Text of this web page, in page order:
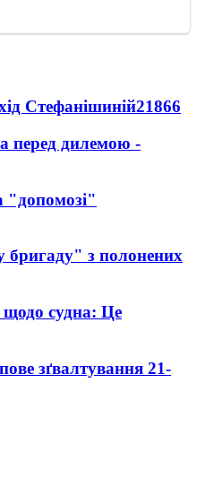
Стефанішиній21866
перед дилемою -
бригаду" з полонених
щодо судна: Це
зґвалтування 21-